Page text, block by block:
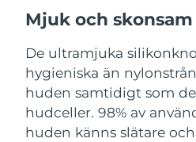
Mjuk och skonsam
De ultramjuka
hygieniska än
huden samtidigt som
hudceller. 98% av
huden känns slätare
Uzbekistan
Vietnam